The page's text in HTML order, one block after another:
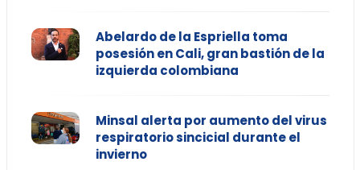
Abelardo de la Espriella toma
posesión en Cali, gran bastión de la
izquierda colombiana
Minsal alerta por aumento del virus
respiratorio sincicial durante el
invierno